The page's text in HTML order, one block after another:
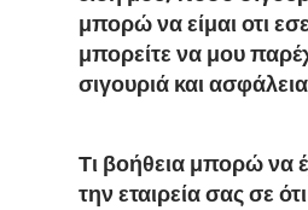
μπορώ να είμαι οτι
μπορείτε να μου
σιγουριά και
Τι βοήθεια μπορώ να
την εταιρεία σας σε